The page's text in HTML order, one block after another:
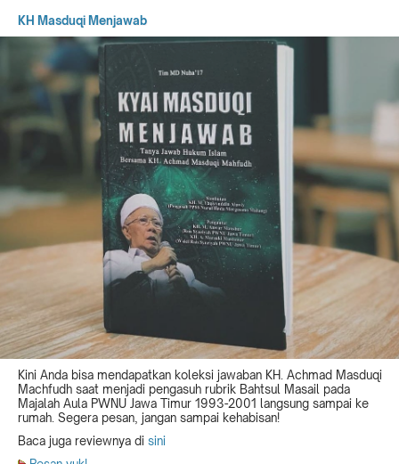
KH Masduqi Menjawab
Kini Anda bisa mendapatkan koleksi jawaban KH. Achmad Masduqi
Machfudh saat menjadi pengasuh rubrik Bahtsul Masail pada
Majalah Aula PWNU Jawa Timur 1993-2001 langsung sampai ke
rumah. Segera pesan, jangan sampai kehabisan!
Baca juga reviewnya di sini